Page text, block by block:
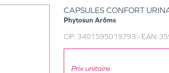
CAPSULES CONFORT
Phytosun Arôms
CIP: 3401595019793 - EAN:
Prix unitaire